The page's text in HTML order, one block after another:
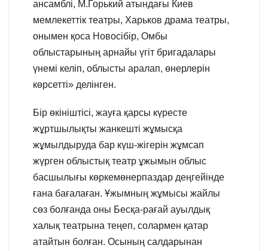
ансамблі, М.Горький атындағы Киев
мемлекеттік театры, Харьков драма театры,
онымен қоса Новосібір, Омбы
облыстарының арнайы үгіт бригадалары
үнемі келіп, облысты аралап, өнерлерін
көрсетті» делінген.
Бір өкініштісі, жауға қарсы күресте
жұртшылықты жанкешті жұмысқа
жұмылдыруда бар күш-жігерін жұмсап
жүрген облыстық театр ұжымын облыс
басшылығы көркемөнерпаздар деңгейінде
ғана бағалаған. Ұжымның жұмысы жайлы
сөз болғанда оны Бесқа-рағай ауылдық
халық театрына теңеп, солармен қатар
атайтын болған. Осының салдарынан